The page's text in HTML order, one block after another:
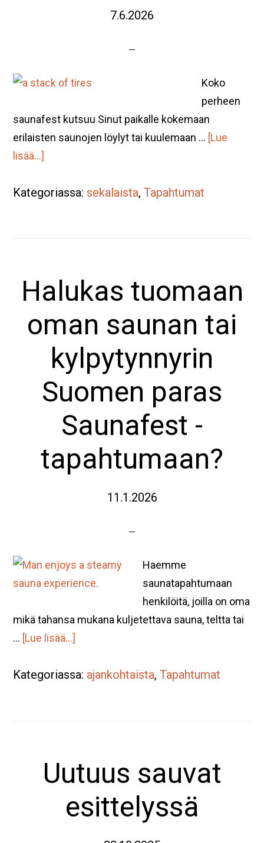
7.6.2026
Koko
perheen
saunafest kutsuu Sinut paikalle kokemaan
erilaisten saunojen löylyt tai kuulemaan … [Lue
lisää...]
kesäkuuta
saunomaan!
Kategoriassa: sekalaista,Tapahtumat
Halukas tuomaan
oman saunan tai
kylpytynnyrin
Suomen paras
Saunafest -
tapahtumaan?
11.1.2026
Haemme
saunatapahtumaan
henkilöitä, joilla on oma
mikä tahansa mukana kuljetettava sauna, teltta tai
… [Lue lisää...]
oman
paras
Saunafest
-
tapahtumaan?
Kategoriassa: ajankohtaista,Tapahtumat
Uutuus sauvat
esittelyssä